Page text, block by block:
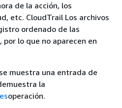
de la acción, los
etc. CloudTrail Los archivos
ordenado de las
por lo que no aparecen en
muestra una entrada de
la
operación.